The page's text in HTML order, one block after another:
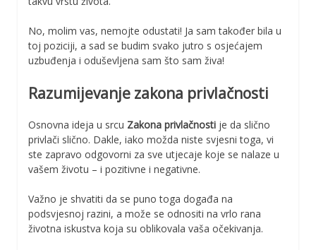
No, molim vas, nemojte odustati! Ja sam također bila u
toj poziciji, a sad se budim svako jutro s osjećajem
uzbuđenja i oduševljena sam što sam živa!
Razumijevanje zakona privlačnosti
Osnovna ideja u srcu Zakona privlačnosti je da slično
privlači slično. Dakle, iako možda niste svjesni toga, vi
ste zapravo odgovorni za sve utjecaje koje se nalaze u
vašem životu – i pozitivne i negativne.
Važno je shvatiti da se puno toga događa na
podsvjesnoj razini, a može se odnositi na vrlo rana
životna iskustva koja su oblikovala vaša očekivanja.